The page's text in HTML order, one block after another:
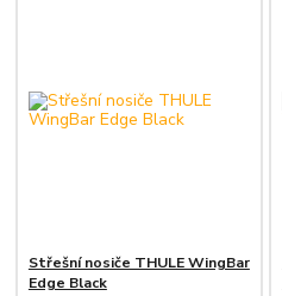
Střešní nosiče THULE WingBar
Edge Black